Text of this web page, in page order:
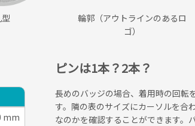
輪郭（アウトラインのあるロ
ゴ）
mm
ピンは1本？2本？
長めのバッジの場合、着用時の回転
す。隣の表のサイズにカーソルを合
なのかを確認することができます。